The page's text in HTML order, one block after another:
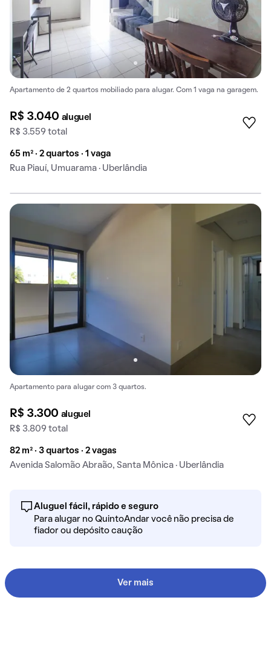
Apartamento de 2 quartos mobiliado para alugar. Com 1 vaga na garagem.
R$ 3.040 aluguel
R$ 3.559 total
65 m² · 2 quartos · 1 vaga
Rua Piauí, Umuarama · Uberlândia
Apartamento para alugar com 3 quartos.
R$ 3.300 aluguel
R$ 3.809 total
82 m² · 3 quartos · 2 vagas
Avenida Salomão Abraão, Santa Mônica · Uberlândia
Aluguel fácil, rápido e seguro
Para alugar no QuintoAndar você não precisa de
fiador ou depósito caução
Ver mais